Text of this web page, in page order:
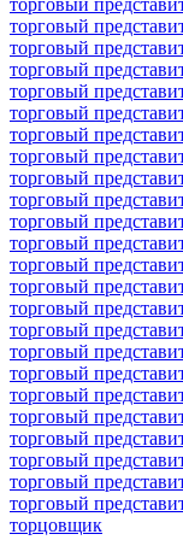
торговый
торговый
торговый
торговый
торговый
торговый
торговый
торговый
торговый
торговый
торговый
торговый
торговый
торговый
торговый
торговый
торговый
торговый
торговый
торговый
торговый
торговый
торговый
торцовщик